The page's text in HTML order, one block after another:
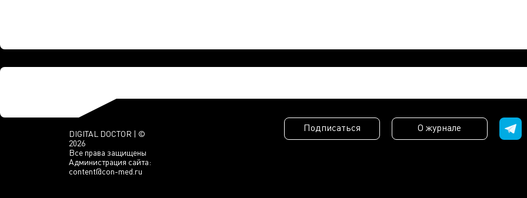
DIGITAL DOCTOR | ©
2026
Все права защищены
Администрация сайта:
content@con-med.ru
Подписаться О журнале